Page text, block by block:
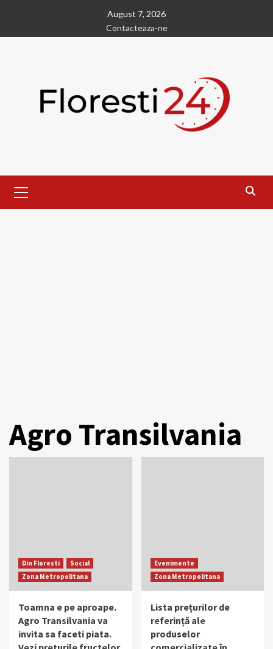
content
August 7, 2026
Contacteaza-ne
Menu
Agro Transilvania
Din Floresti
Social
Zona Metropolitana
Toamna e pe aproape.
Agro Transilvania va
invita sa faceti piata.
Evenimente
Zona Metropolitana
Lista prețurilor de
referință ale
produselor